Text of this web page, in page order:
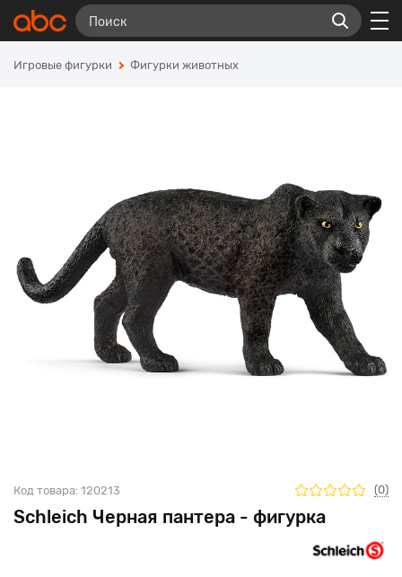
Игровые фигурки Фигурки животных
Schleich Черная пантера - фигурка
Код товара: 120213 (0)